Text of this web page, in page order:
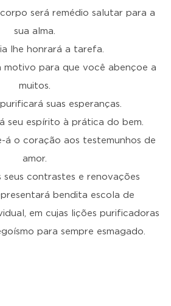
será remédio salutar para a
sua alma.
lhe honrará a tarefa.
motivo para que você abençoe a
muitos.
suas esperanças.
seu espírito à prática do bem.
á o coração aos testemunhos de
amor.
seus contrastes e renovações
bendita escola de
em cujas lições purificadoras
para sempre esmagado.